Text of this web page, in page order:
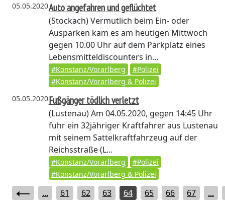
05.05.2020Auto angefahren und geflüchtet
(Stockach)Vermutlich beim Ein- oder
Ausparken kam es am heutigen Mittwoch
gegen 10.00 Uhr auf dem Parkplatz eines
Lebensmitteldiscounters in...
#Konstanz/Vorarlberg
#Polizei
#Konstanz/Vorarlberg & Polizei
05.05.2020Fußgänger tödlich verletzt
(Lustenau)Am 04.05.2020, gegen 14:45 Uhr
fuhr ein 32jähriger Kraftfahrer aus Lustenau
mit seinem Sattelkraftfahrzeug auf der
Reichsstraße (L...
#Konstanz/Vorarlberg
#Polizei
#Konstanz/Vorarlberg & Polizei
... 61 62 63 64 65 66 67 ...